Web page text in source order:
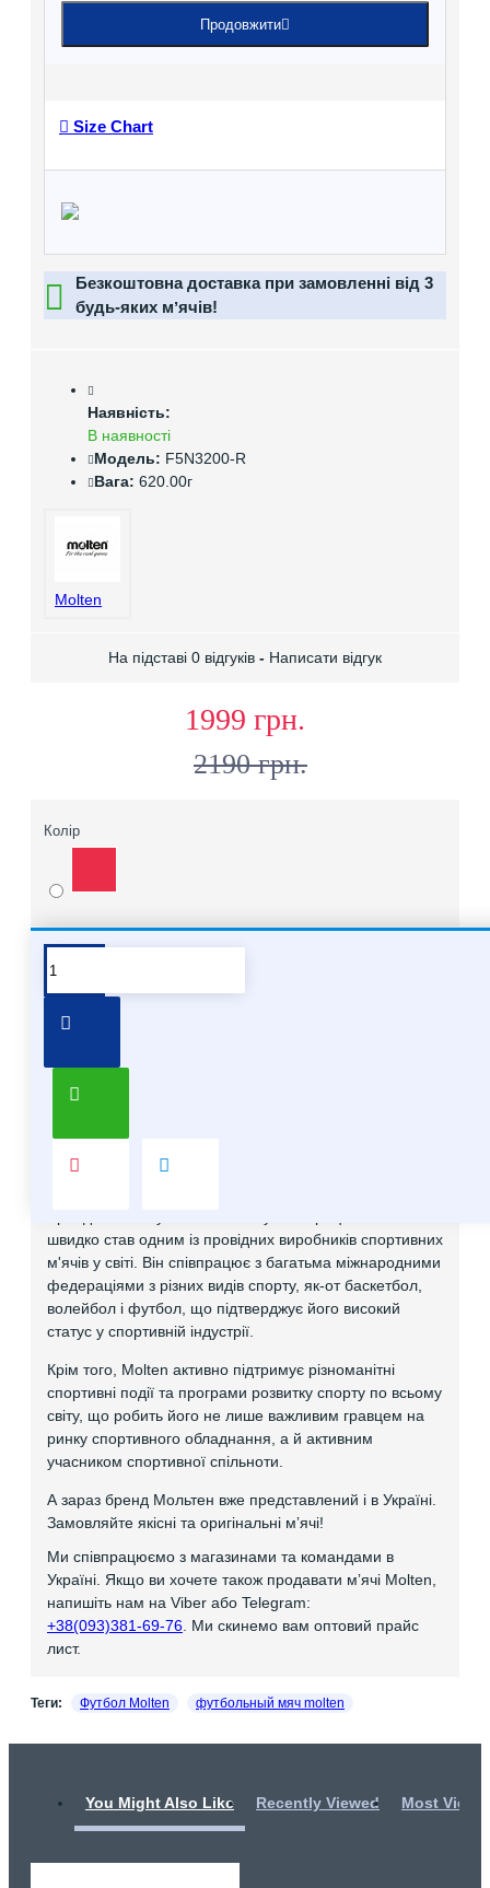
Продовжити
Size Chart
Безкоштовна доставка при замовленні від 3
будь-яких мʼячів!
Наявність:
В наявності
Модель: F5N3200-R
Вага: 620.00г
Molten
На підставі 0 відгуків - Написати відгук
1999 грн.
2190 грн.
Колір
Molten – японський бренд, який спеціалізується на
високою якістю та інноваційними технологіями, які
швидко став одним із провідних виробників спортивних
м'ячів у світі. Він співпрацює з багатьма міжнародними
федераціями з різних видів спорту, як-от баскетбол,
волейбол і футбол, що підтверджує його високий
статус у спортивній індустрії.
Крім того, Molten активно підтримує різноманітні
спортивні події та програми розвитку спорту по всьому
світу, що робить його не лише важливим гравцем на
ринку спортивного обладнання, а й активним
учасником спортивної спільноти.
А зараз бренд Мольтен вже представлений і в Україні.
Замовляйте якісні та оригінальні мʼячі!
Ми співпрацюємо з магазинами та командами в
Україні. Якщо ви хочете також продавати мʼячі Molten,
напишіть нам на Viber або Telegram:
+38(093)381-69-76 . Ми скинемо вам оптовий прайс
лист.
Теги: Футбол Molten футбольный мяч molten
You Might Also Like Recently Viewed Most